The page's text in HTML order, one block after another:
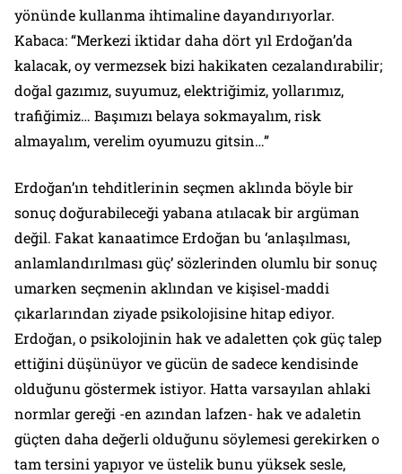
yönünde kullanma ihtimaline dayandırıyorlar.
Kabaca: “Merkezi iktidar daha dört yıl Erdoğan’da
kalacak, oy vermezsek bizi hakikaten cezalandırabilir;
doğal gazımız, suyumuz, elektriğimiz, yollarımız,
trafiğimiz… Başımızı belaya sokmayalım, risk
almayalım, verelim oyumuzu gitsin…”
Erdoğan’ın tehditlerinin seçmen aklında böyle bir
sonuç doğurabileceği yabana atılacak bir argüman
değil. Fakat kanaatimce Erdoğan bu ‘anlaşılması,
anlamlandırılması güç’ sözlerinden olumlu bir sonuç
umarken seçmenin aklından ve kişisel-maddi
çıkarlarından ziyade psikolojisine hitap ediyor.
Erdoğan, o psikolojinin hak ve adaletten çok güç talep
ettiğini düşünüyor ve gücün de sadece kendisinde
olduğunu göstermek istiyor. Hatta varsayılan ahlaki
normlar gereği -en azından lafzen- hak ve adaletin
güçten daha değerli olduğunu söylemesi gerekirken o
tam tersini yapıyor ve üstelik bunu yüksek sesle,